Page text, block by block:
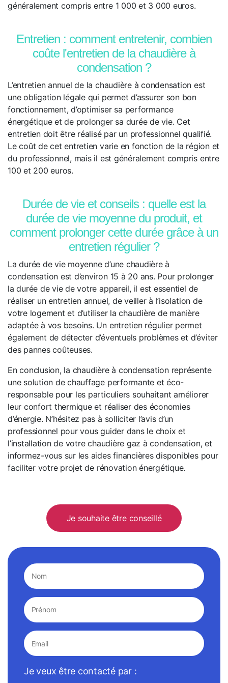
généralement compris entre 1 000 et 3 000 euros.
Entretien : comment entretenir, combien
coûte l'entretien de la chaudière à
condensation ?
L’entretien annuel de la chaudière à condensation est
une obligation légale qui permet d’assurer son bon
fonctionnement, d’optimiser sa performance
énergétique et de prolonger sa durée de vie. Cet
entretien doit être réalisé par un professionnel qualifié.
Le coût de cet entretien varie en fonction de la région et
du professionnel, mais il est généralement compris entre
100 et 200 euros.
Durée de vie et conseils : quelle est la
durée de vie moyenne du produit, et
comment prolonger cette durée grâce à un
entretien régulier ?
La durée de vie moyenne d’une chaudière à
condensation est d’environ 15 à 20 ans. Pour prolonger
la durée de vie de votre appareil, il est essentiel de
réaliser un entretien annuel, de veiller à l’isolation de
votre logement et d’utiliser la chaudière de manière
adaptée à vos besoins. Un entretien régulier permet
également de détecter d’éventuels problèmes et d’éviter
des pannes coûteuses.
En conclusion, la chaudière à condensation représente
une solution de chauffage performante et éco-
responsable pour les particuliers souhaitant améliorer
leur confort thermique et réaliser des économies
d’énergie. N’hésitez pas à solliciter l’avis d’un
professionnel pour vous guider dans le choix et
l’installation de votre chaudière gaz à condensation, et
informez-vous sur les aides financières disponibles pour
faciliter votre projet de rénovation énergétique.
Je souhaite être conseillé
Je veux être contacté par :